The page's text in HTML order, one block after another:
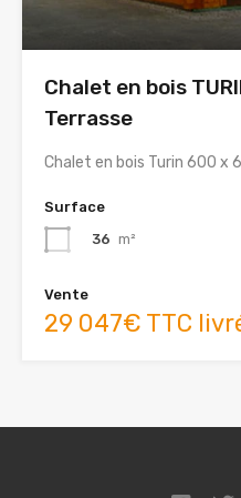
Chalet en bois
Terrasse
Chalet en bois Turin 600
Surface
36 m²
Vente
29 047€ TTC